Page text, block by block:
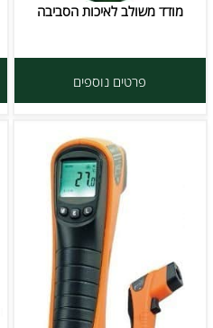
מודד משולב לאיכות הסביבה
פרטים נוספים